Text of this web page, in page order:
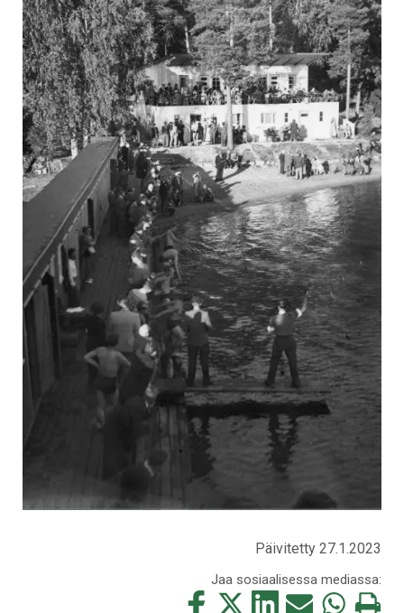
Päivitetty 27.1.2023
Jaa sosiaalisessa mediassa:
Jaa
Jaa
Jaa
Jaa
Jaa
Tulosta